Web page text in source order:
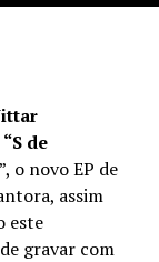
“S de
”, o novo EP de
assim
este
gravar com